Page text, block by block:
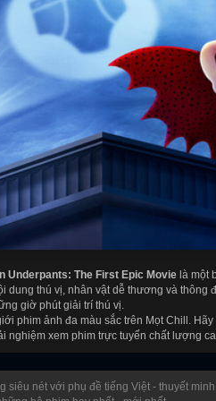
Underpants: The First Epic Movie là một
dung thú vị, nhân vật dễ thương và thông
giờ phút giải trí thú vị.
phim ảnh đa màu sắc trên Mọt Chill.
nghiệm xem phim trực tuyến chất lượng
siêu nét với phụ đề tiếng Việt - thuyết